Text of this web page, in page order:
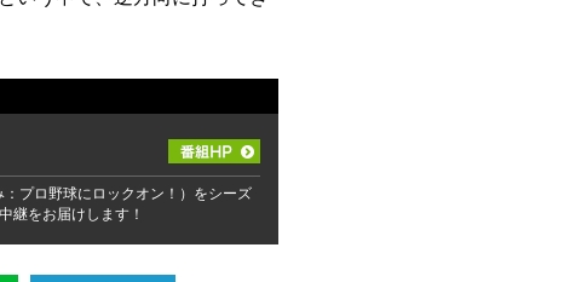
プロ野球にロックオン！）をシーズ
継をお届けします！